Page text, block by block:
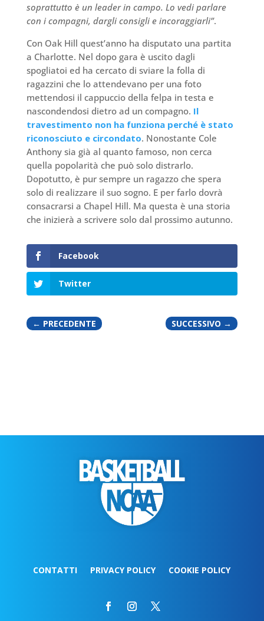
soprattutto è un leader in campo. Lo vedi parlare
con i compagni, dargli consigli e incoraggiarli”.
Con Oak Hill quest’anno ha disputato una partita
a Charlotte. Nel dopo gara è uscito dagli
spogliatoi ed ha cercato di sviare la folla di
ragazzini che lo attendevano per una foto
mettendosi il cappuccio della felpa in testa e
nascondendosi dietro ad un compagno. Il
travestimento non ha funziona perché è stato
riconosciuto e circondato. Nonostante Cole
Anthony sia già al quanto famoso, non cerca
quella popolarità che può solo distrarlo.
Dopotutto, è pur sempre un ragazzo che spera
solo di realizzare il suo sogno. E per farlo dovrà
consacrarsi a Chapel Hill. Ma questa è una storia
che inizierà a scrivere solo dal prossimo autunno.
Facebook
Twitter
← PRECEDENTE SUCCESSIVO →
CONTATTI PRIVACY POLICY COOKIE POLICY